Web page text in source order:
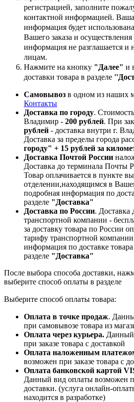
регистрацией, заполните
контактной информацией.
информация будет
Вашего заказа и
информация не разглашается и
лицам.
Нажмите на кнопку "Далее" и
доставки товара в разделе
Самовывоз в одном из наших
Контакты
Доставка по городу.
Владимир - 200 рублей. При
рублей - доставка внутри г.
Доставка за пределы города
городу" + 15 рублей за
Доставка Почтой России
Доставка до терминала Почты
Товар оплачивается в пункте
отделении,находящимся в
подробная информация по
разделе "Доставка"
Доставка по России. Доставка
транспортной компании -
за доставку товара по России
тарифу транспортной
информация по доставке товара
разделе "Доставка"
После выбора способа доставки,
выберите способ оплаты в
Выберите способ оплаты товара:
Оплата в точке продаж.
при самовывозе товара из
Оплата через курьера. Данный
при заказе товара с доставкой
Оплата наложенным
возможен при заказе товара с
Оплата банковской картой
Данный вид оплаты возможен
доставки. (услуга онлайн-
находится в разработке)